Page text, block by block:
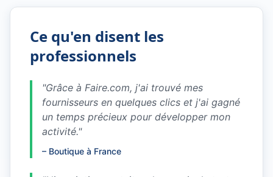
Ce qu'en disent les
professionnels
"Grâce à Faire.com, j'ai trouvé mes
fournisseurs en quelques clics et j'ai gagné
un temps précieux pour développer mon
activité."
– Boutique à France